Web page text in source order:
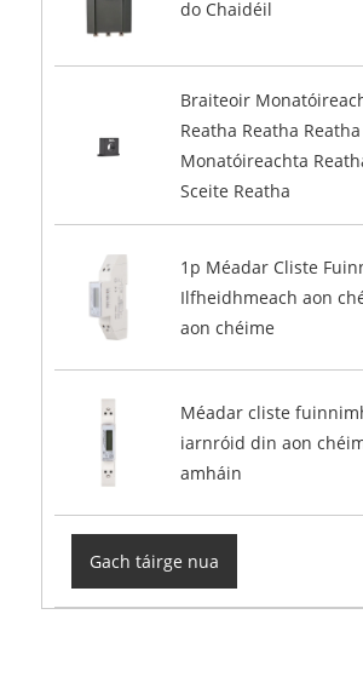
do Chaidéil
Braiteoir
Reatha Reatha Reatha
Monatóireachta
Sceite Reatha
1p Méadar Cliste
Ilfheidhmeach aon
aon chéime
Méadar cliste
iarnróid din aon
amháin
Gach táirge nua